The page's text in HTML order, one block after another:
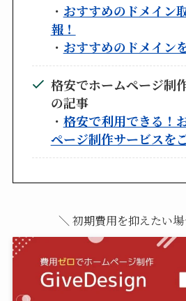
・ おすすめのドメイン
報！
・ おすすめのドメイン
格安でホームページ制
の記事
・ 格安で利用できる！
ページ制作サービスを
＼ 初期費用を抑えたい